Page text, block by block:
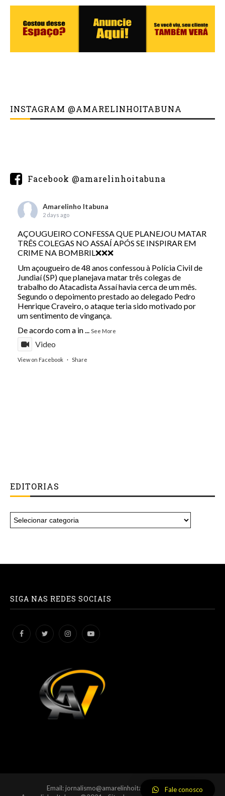
INSTAGRAM @AMARELINHOITABUNA
Facebook @amarelinhoitabuna
Amarelinho Itabuna
2 days ago
AÇOUGUEIRO CONFESSA QUE PLANEJOU MATAR
TRÊS COLEGAS NO ASSAÍ APÓS SE INSPIRAR EM
CRIME NA BOMBRIL❌❌❌
Um açougueiro de 48 anos confessou à Polícia Civil de
Jundiaí (SP) que planejava matar três colegas de
trabalho do Atacadista Assaí havia cerca de um mês.
Segundo o depoimento prestado ao delegado Pedro
Henrique Craveiro, o ataque teria sido motivado por
um sentimento de vingança.
De acordo com a in... See More
Video
View on Facebook · Share
EDITORIAS
SIGA NAS REDES SOCIAIS
Email: jornalismo@amarelinhoitabuna.com.brFale conosco